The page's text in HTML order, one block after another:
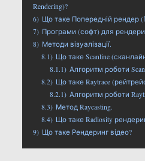
Rendering)?
6) Що таке Попередній рендер
7) Програми (софт) для
8) Методи візуалізації.
8.1) Що таке Scanline
8.1.1) Алгоритм роботи
8.2) Що таке Raytrace
8.2.1) Алгоритм роботи
8.3) Метод Raycasting.
8.4) Що таке Radiosity
9) Що таке Рендеринг відео?